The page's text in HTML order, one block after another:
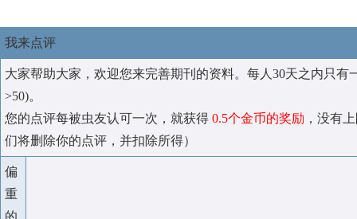
我来点评
大家帮助大家，欢迎您来完善期刊的资料。每人30天之内只有
>50)。
您的点评每被虫友认可一次，就获得 0.5个金币的奖励 ，没有
们将删除你的点评，并扣除所得）
偏
重
的